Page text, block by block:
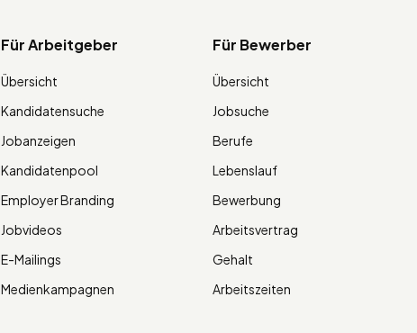
Für Arbeitgeber
Übersicht
Kandidatensuche
Jobanzeigen
Kandidatenpool
Employer Branding
Jobvideos
E-Mailings
Medienkampagnen
Für Bewerber
Übersicht
Jobsuche
Berufe
Lebenslauf
Bewerbung
Arbeitsvertrag
Gehalt
Arbeitszeiten